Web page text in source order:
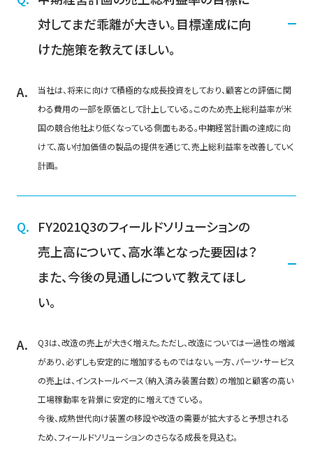
対してまだ乖離が大きい。目標達成に向
けた施策を教えてほしい。
当社は、将来に向けて積極的な成長投資をしており、顧客との評価に関
わる費用の一部を原価として計上している。このため売上総利益率が米
国の競合他社より低くなっている側面もある。中期経営計画の達成に向
けて、高い付加価値の製品の提供を通じて、売上総利益率を改善していく
計画。
FY2021Q3のフィールドソリューションの
売上高について、高水準となった要因は？
また、今後の見通しについて教えてほし
い。
Q3は、改造の売上が大きく増えた。ただし、改造については一過性の増減
があり、必ずしも安定的に増加するものではない。一方、パーツ・サービス
の売上は、インストールベース（納入済み装置台数）の増加と顧客の高い
工場稼動率を背景に安定的に増えてきている。
今後、成熟世代向け装置の移設や改造の需要が拡大すると予想される
ため、フィールドソリューションのさらなる成長を見込む。